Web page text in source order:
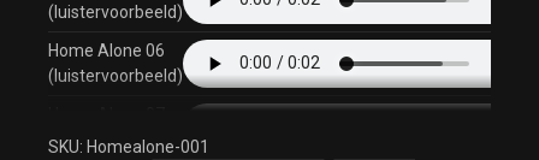
(luistervoorbeeld)
Home Alone 06
(luistervoorbeeld)
(luistervoorbeeld)
SKU: Homealone-001